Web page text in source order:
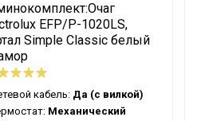
53
4
Стич
EFP/P-1020LS,
Simple Classic белый
кабель: Да (с вилкой)
Механический